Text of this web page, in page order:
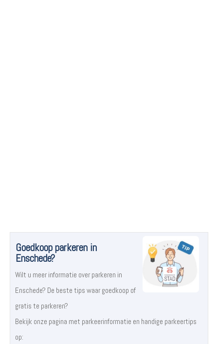
Goedkoop parkeren in
Enschede?
Wilt u meer informatie over parkeren in
Enschede? De beste tips waar goedkoop of
gratis te parkeren?
Bekijk onze pagina met parkeerinformatie en handige parkeertips
op: